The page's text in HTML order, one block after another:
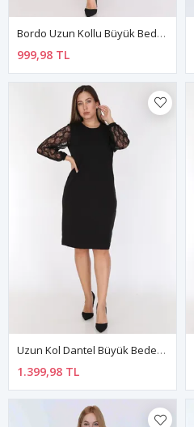
Bordo Uzun Kollu Büyük Beden Elbise 12C-0786
999,98 TL
Uzun Kol Dantel Büyük Beden Elbise 21B-0780
1.399,98 TL